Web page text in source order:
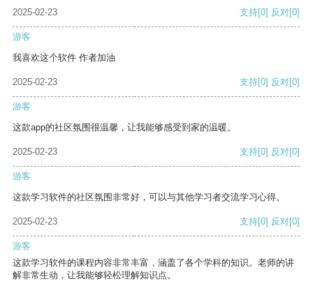
2025-02-23
支持[0] 反对[0]
游客
我喜欢这个软件 作者加油
2025-02-23 支持[0] 反对[0]
游客
这款app的社区氛围很温馨，让我能够感受到家的温暖。
2025-02-23 支持[0] 反对[0]
游客
这款学习软件的社区氛围非常好，可以与其他学习者交流学习心得。
2025-02-23 支持[0] 反对[0]
游客
这款学习软件的课程内容非常丰富，涵盖了各个学科的知识。老师的讲
解非常生动，让我能够轻松理解知识点。